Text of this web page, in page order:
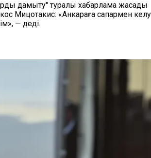
дамыту" туралы хабарлама жасады
Мицотакис: «Анкараға сапармен
— деді.